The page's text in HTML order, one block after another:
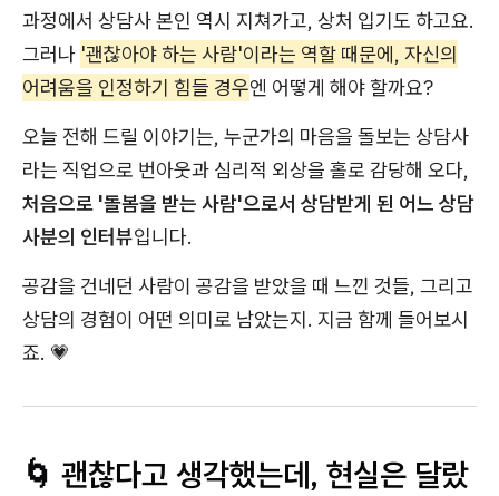
과정에서 상담사 본인 역시 지쳐가고, 상처 입기도 하고요.
그러나 '괜찮아야 하는 사람'이라는 역할 때문에, 자신의
어려움을 인정하기 힘들 경우엔 어떻게 해야 할까요?
오늘 전해 드릴 이야기는, 누군가의 마음을 돌보는 상담사
라는 직업으로 번아웃과 심리적 외상을 홀로 감당해 오다,
처음으로 '돌봄을 받는 사람'으로서 상담받게 된 어느 상담
사분의 인터뷰입니다.
공감을 건네던 사람이 공감을 받았을 때 느낀 것들, 그리고
상담의 경험이 어떤 의미로 남았는지. 지금 함께 들어보시
죠. 💗
🌀 괜찮다고 생각했는데, 현실은 달랐